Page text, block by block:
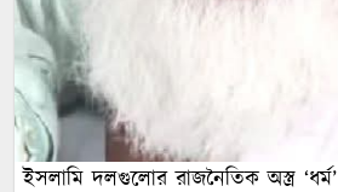
ইসলামি দলগুলোর রাজনৈতিক অস্ত্র ‘ধর্ম’